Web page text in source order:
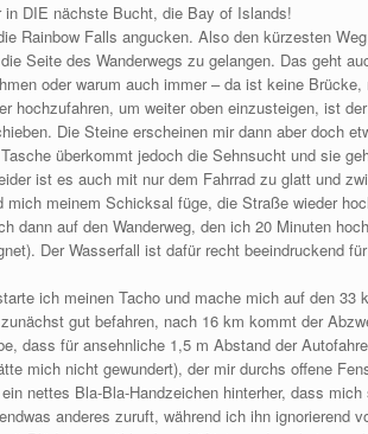
in DIE nächste Bucht, die Bay of Islands!
Rainbow Falls angucken. Also den kürzesten
Seite des Wanderwegs zu gelangen. Das geht
oder warum auch immer – da ist keine
hochzufahren, um weiter oben einzusteigen, ist
Die Steine erscheinen mir dann aber doch
überkommt jedoch die Sehnsucht und sie
ist es auch mit nur dem Fahrrad zu glatt und
mich meinem Schicksal füge, die Straße wieder
dann auf den Wanderweg, den ich 20 Minuten
Der Wasserfall ist dafür recht beeindruckend
ich meinen Tacho und mache mich auf den
gut befahren, nach 16 km kommt der
dass für ansehnliche 1,5 m Abstand der
mich nicht gewundert), der mir durchs offene
nettes Bla-Bla-Handzeichen hinterher, dass
anderes zuruft, während ich ihn ignorierend